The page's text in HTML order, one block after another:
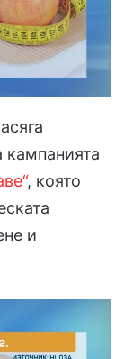
кампанията
, която
и